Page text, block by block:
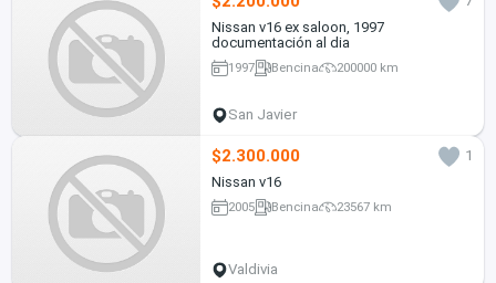
Nissan v16 ex saloon, 1997
documentación al dia
1997 Bencina 200000 km
San Javier
$2.300.000
1
Nissan v16
2005 Bencina 23567 km
Valdivia